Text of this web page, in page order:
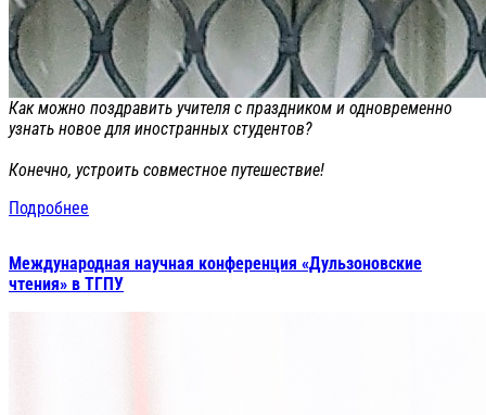
Как можно поздравить учителя с праздником и одновременно
узнать новое для иностранных студентов?
Конечно, устроить совместное путешествие!
Подробнее
Международная научная конференция «Дульзоновские
чтения» в ТГПУ